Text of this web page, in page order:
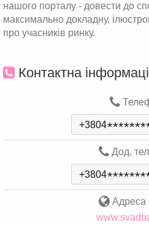
нашого порталу - довести до
максимально докладну,
про учасників ринку.
Контактна
+3804*******
Дод.
+3804*******
Адреса